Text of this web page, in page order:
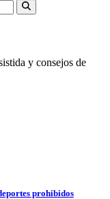
y consejos de
prohibidos